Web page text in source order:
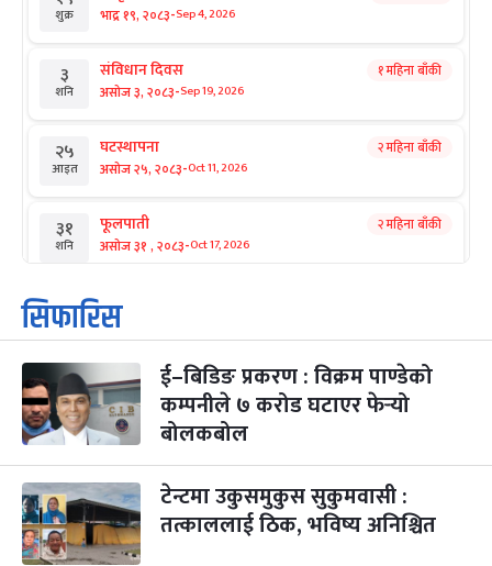
शुक्र भाद्र १९, २०८३-Sep 4, 2026
३
शनि
संविधान दिवस
असोज ३, २०८३-Sep 19, 2026
१ महिना बाँकी
२५
आइत
घटस्थापना
असोज २५, २०८३-Oct 11, 2026
२ महिना बाँकी
३१
शनि
फूलपाती
असोज ३१ , २०८३-Oct 17, 2026
२ महिना बाँकी
१
आइत
कार्तिक सङ्क्रान्ति
कार्तिक १, २०८३
३
मंगल
महानवमी
कार्तिक ३, २०८३-Oct 20, 2026
२ महिना बाँकी
४
५
बिहि
पापा‌ङ्कुशा एकादशी व्रत
कार्तिक ५, २०८३
२ महिना बाँकी
सिफारिस
ई–बिडिङ प्रकरण : विक्रम पाण्डेको
कम्पनीले ७ करोड घटाएर फेर्‍यो
बोलकबोल
टेन्टमा उकुसमुकुस सुकुमवासी :
तत्काललाई ठिक, भविष्य अनिश्चित